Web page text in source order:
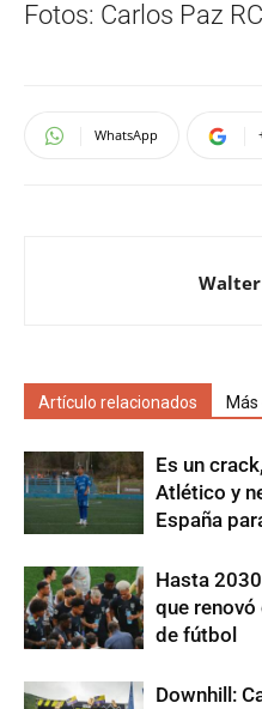
Fotos: Carlos Paz RC
WhatsApp
Artículo relacionados
Es un
Atlético y
España
Hasta
que
de fútbol
Downhill: